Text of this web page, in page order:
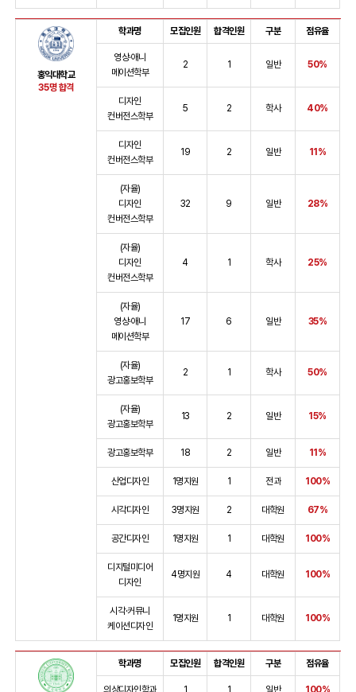
홍익대학교
35명 합격
학과명 모집인원 합격인원 구분 점유율
영상·애니
메이션학부
2 1 일반 50%
디자인
컨버전스학부
5 2 학사 40%
디자인
컨버전스학부
19 2 일반 11%
(자율)
디자인
컨버전스학부
32 9 일반 28%
(자율)
디자인
컨버전스학부
4 1 학사 25%
(자율)
영상·애니
메이션학부
17 6 일반 35%
(자율)
광고홍보학부
2 1 학사 50%
(자율)
광고홍보학부
13 2 일반 15%
광고홍보학부 18 2 일반 11%
산업디자인 1명지원 1 전과 100%
시각디자인 3명지원 2 대학원 67%
공간디자인 1명지원 1 대학원 100%
디지털미디어
디자인
4명지원 4 대학원 100%
시각·커뮤니
케이션디자인
1명지원 1 대학원 100%
학과명 모집인원 합격인원 구분 점유율
의상디자인학과 1 1 일반 100%